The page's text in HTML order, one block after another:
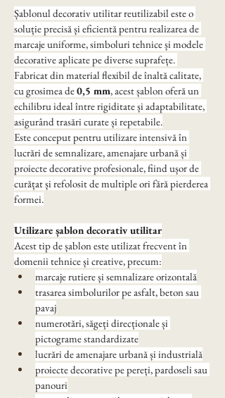
Șablonul decorativ utilitar reutilizabil este o
soluție precisă și eficientă pentru realizarea de
marcaje uniforme, simboluri tehnice și modele
decorative aplicate pe diverse suprafețe.
Fabricat din material flexibil de înaltă calitate,
cu grosimea de 0,5 mm, acest șablon oferă un
echilibru ideal între rigiditate și adaptabilitate,
asigurând trasări curate și repetabile.
Este conceput pentru utilizare intensivă în
lucrări de semnalizare, amenajare urbană și
proiecte decorative profesionale, fiind ușor de
curățat și refolosit de multiple ori fără pierderea
formei.
Utilizare șablon decorativ utilitar
Acest tip de șablon este utilizat frecvent în
domenii tehnice și creative, precum:
marcaje rutiere și semnalizare orizontală
trasarea simbolurilor pe asfalt, beton sau
pavaj
numerotări, săgeți direcționale și
pictograme standardizate
lucrări de amenajare urbană și industrială
proiecte decorative pe pereți, pardoseli sau
panouri